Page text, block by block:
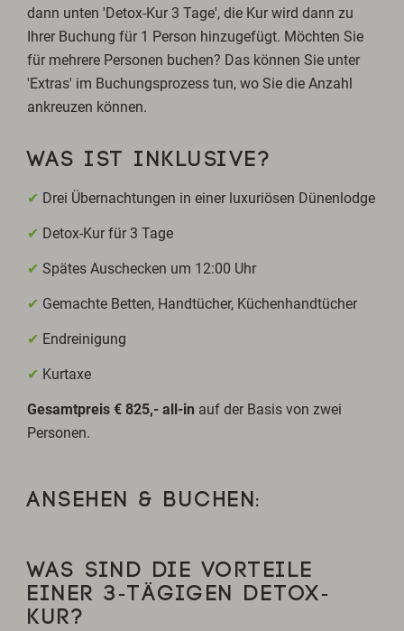
dann unten 'Detox-Kur 3 Tage', die Kur wird dann zu
Ihrer Buchung für 1 Person hinzugefügt. Möchten Sie
für mehrere Personen buchen? Das können Sie unter
'Extras' im Buchungsprozess tun, wo Sie die Anzahl
ankreuzen können.
WAS IST INKLUSIVE?
✔ Drei Übernachtungen in einer luxuriösen Dünenlodge
✔ Detox-Kur für 3 Tage
✔Spätes Auschecken um 12:00 Uhr
✔ Gemachte Betten, Handtücher, Küchenhandtücher
✔ Endreinigung
✔ Kurtaxe
Gesamtpreis € 825,- all-in auf der Basis von zwei
Personen.
ANSEHEN & BUCHEN:
WAS SIND DIE VORTEILE
EINER 3-TÄGIGEN DETOX-
KUR?